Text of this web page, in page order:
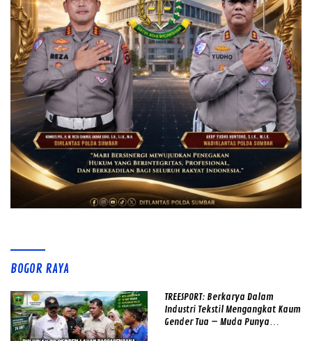
BOGOR RAYA
TREESPORT: Berkarya Dalam
Industri Tekstil Mengangkat Kaum
Gender Tua – Muda Punya